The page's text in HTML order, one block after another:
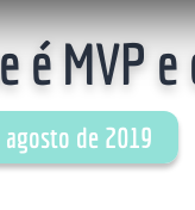
é MVP
agosto de 2019